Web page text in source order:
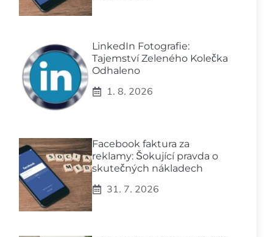
LinkedIn Fotografie:
Tajemství Zeleného Kolečka
Odhaleno
1. 8. 2026
Facebook faktura za
reklamy: Šokující pravda o
skutečných nákladech
31. 7. 2026